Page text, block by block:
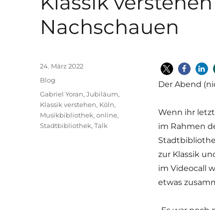
Nachschauen
Der Abend
Wenn ihr
im Rahmen
zur Klassik
im Videocall
etwas
Veröffentlicht
am
24. März 2022
Kategorien
Blog
Schlagwörter
Gabriel Yoran,Jubiläum,
Klassik verstehen, Köln,
Musikbibliothek,online,
Stadtbibliothek,Talk